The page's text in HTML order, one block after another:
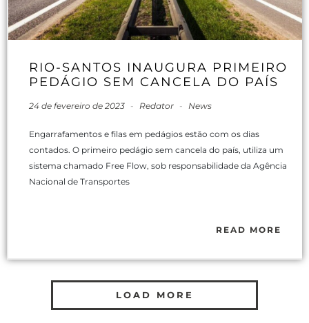
RIO-SANTOS INAUGURA PRIMEIRO
PEDÁGIO SEM CANCELA DO PAÍS
24 de fevereiro de 2023 - Redator - News
Engarrafamentos e filas em pedágios estão com os dias
contados. O primeiro pedágio sem cancela do país, utiliza um
sistema chamado Free Flow, sob responsabilidade da Agência
Nacional de Transportes
READ MORE
LOAD MORE